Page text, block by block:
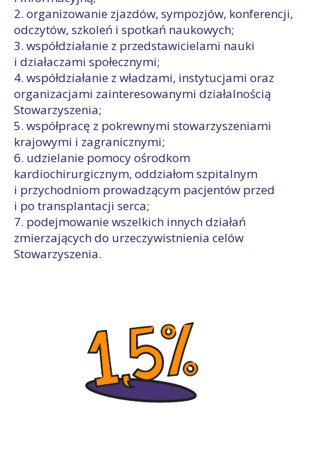
2. organizowanie zjazdów, sympozjów, konferencji,
odczytów, szkoleń i spotkań naukowych;
3. współdziałanie z przedstawicielami nauki
i działaczami społecznymi;
4. współdziałanie z władzami, instytucjami oraz
organizacjami zainteresowanymi działalnością
Stowarzyszenia;
5. współpracę z pokrewnymi stowarzyszeniami
krajowymi i zagranicznymi;
6. udzielanie pomocy ośrodkom
kardiochirurgicznym, oddziałom szpitalnym
i przychodniom prowadzącym pacjentów przed
i po transplantacji serca;
7. podejmowanie wszelkich innych działań
zmierzających do urzeczywistnienia celów
Stowarzyszenia.